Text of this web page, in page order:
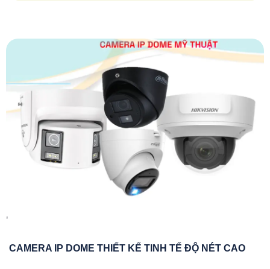
'
CAMERA IP DOME THIẾT KẾ TINH TẾ ĐỘ NÉT CAO